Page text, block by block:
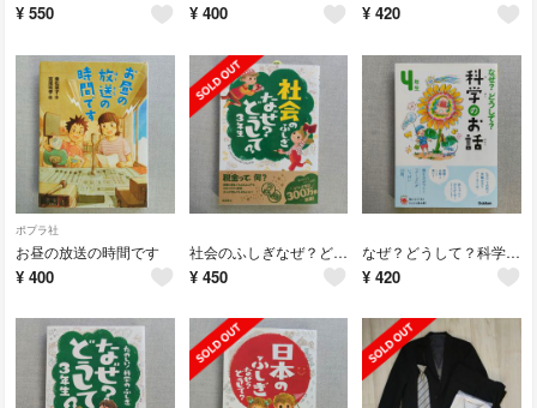
¥ 550 ¥ 400 ¥ 420
ポプラ社
お昼の放送の時間です
¥ 400
社会のふしぎなぜ？どうして？
¥ 450
なぜ？どうして？科学のお話４年生
¥ 420